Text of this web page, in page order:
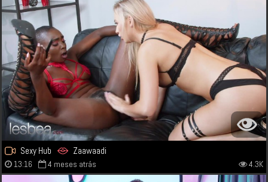
Sexy Hub Zaawaadi
13:16 4 meses atrás 4.3K